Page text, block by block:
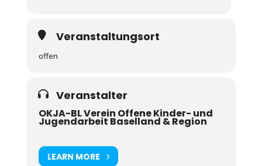
Veranstaltungsort
offen
Veranstalter
OKJA-BL Verein Offene Kinder- und
Jugendarbeit Baselland & Region
LEARN MORE